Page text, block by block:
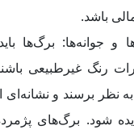
باشد.
جوانه‌ها: برگ‌ها
رنگ غیرطبیعی
نظر برسند و نشانه‌ای
دیده شود. برگ‌های